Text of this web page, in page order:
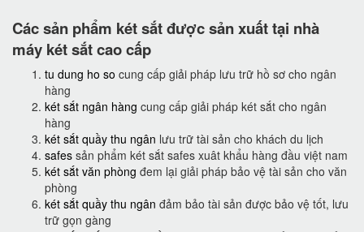
Các sản phẩm két sắt được sản xuất tại nhà
máy két sắt cao cấp
tu dung ho so cung cấp giải pháp lưu trữ hồ sơ cho ngân
hàng
két sắt ngân hàng cung cấp giải pháp két sắt cho ngân
hàng
két sắt quầy thu ngân lưu trữ tài sản cho khách du lịch
safes sản phẩm két sắt safes xuât khẩu hàng đầu việt nam
két sắt văn phòng đem lại giải pháp bảo vệ tài sản cho văn
phòng
két sắt quầy thu ngân đảm bảo tài sản được bảo vệ tốt, lưu
trữ gọn gàng